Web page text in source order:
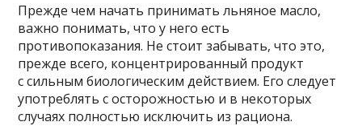
Прежде чем начать принимать льняное масло,
важно понимать, что у него есть
противопоказания. Не стоит забывать, что это,
прежде всего, концентрированный продукт
с сильным биологическим действием. Его следует
употреблять с осторожностью и в некоторых
случаях полностью исключить из рациона.